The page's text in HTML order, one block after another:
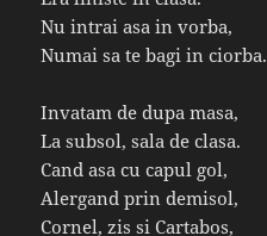
Nu intrai asa in vorba,
Numai sa te bagi in ciorba.
Invatam de dupa masa,
La subsol, sala de clasa.
Cand asa cu capul gol,
Alergand prin demisol,
Cornel, zis si Cartabos,